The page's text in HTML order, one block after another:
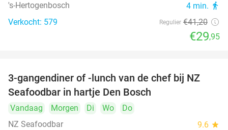
's-Hertogenbosch 4 min. directions_walk
Verkocht: 579 Regulier €41,20
€29,95
46%
3-gangendiner of -lunch van de chef bij NZ
Seafoodbar in hartje Den Bosch
Vandaag Morgen Di Wo
Do
NZ Seafoodbar
9.6 star